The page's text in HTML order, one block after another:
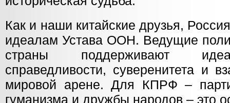
Как и наши китайские друзья,
идеалам Устава ООН. Ведущие
страны поддерживают
справедливости, суверенитета и
мировой арене. Для КПРФ –
гуманизма и дружбы народов – это